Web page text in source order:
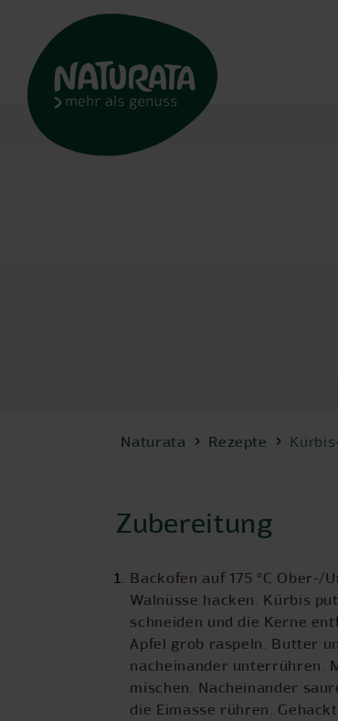
Naturata Rezepte
Zubereitung
Backofen auf 175 °C Ober-/
Walnüsse hacken. Kürbis
schneiden und die Kerne
Apfel grob raspeln. Butter
nacheinander unterrühren.
mischen. Nacheinander
die Eimasse rühren.